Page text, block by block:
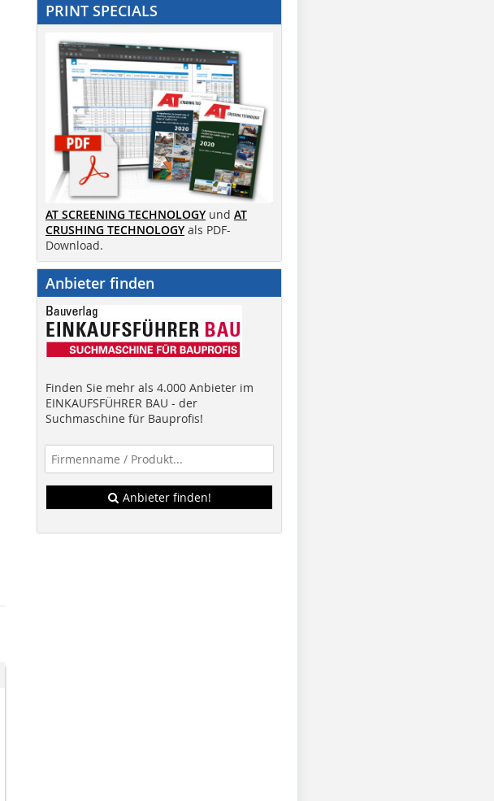
PRINT SPECIALS
AT SCREENING TECHNOLOGY und AT
CRUSHING TECHNOLOGY als PDF-
Download.
Anbieter finden
Finden Sie mehr als 4.000 Anbieter im
EINKAUFSFÜHRER BAU - der
Suchmaschine für Bauprofis!
Anbieter finden!